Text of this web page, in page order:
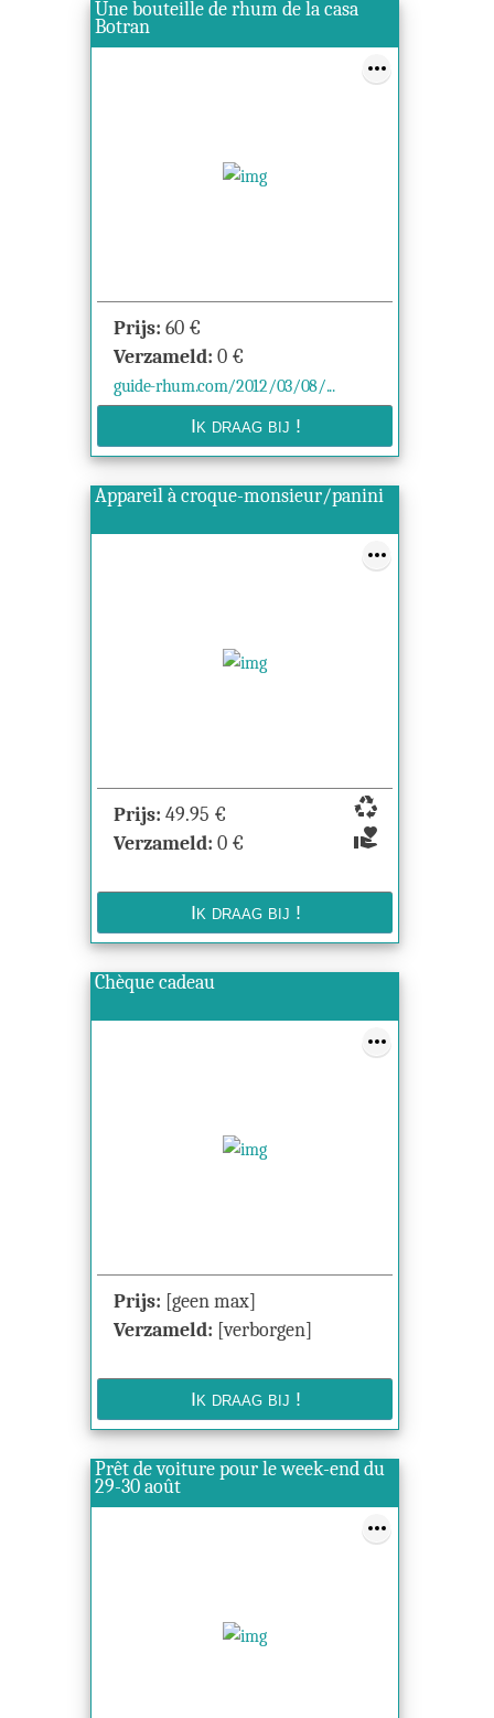
Une bouteille de rhum de la casa
Botran
Prijs: 60 €
Verzameld: 0 €
guide-rhum.com/2012/03/08/...
Appareil à croque-monsieur/panini
recycling
volunteer_activism
Prijs: 49.95 €
Verzameld: 0 €
Chèque cadeau
Prijs: [geen max]
Verzameld: [verborgen]
Prêt de voiture pour le week-end du
29-30 août